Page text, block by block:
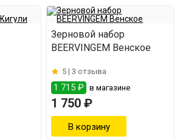
Зерновой набор
BEERVINGEM Венское
5 |3 отзыва
1 715 ₽ в магазине
1 750 ₽